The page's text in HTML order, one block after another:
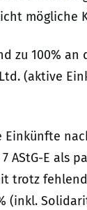
mögliche
zu 100% an
(aktive
nach
AStG-E als
trotz
(inkl.